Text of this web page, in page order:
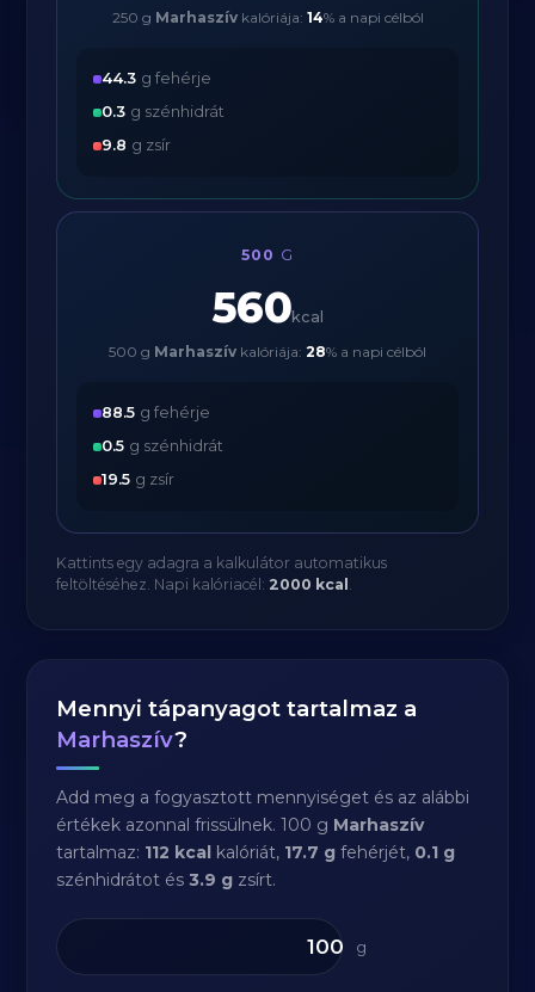
250 g Marhaszívkalóriája: 14% a napi célból
44.3 g fehérje
0.3 g szénhidrát
9.8 g zsír
500 G
560kcal
500 g Marhaszív kalóriája: 28% a napi célból
88.5 g fehérje
0.5 g szénhidrát
19.5 g zsír
Kattints egy adagra a kalkulátor automatikus
feltöltéséhez. Napi kalóriacél: 2000 kcal .
Mennyi tápanyagot tartalmaz a
Marhaszív?
Add meg a fogyasztott mennyiséget és az alábbi
értékek azonnal frissülnek. 100 g Marhaszív
tartalmaz: 112 kcal kalóriát, 17.7 g fehérjét, 0.1 g
szénhidrátot és3.9 g zsírt.
g